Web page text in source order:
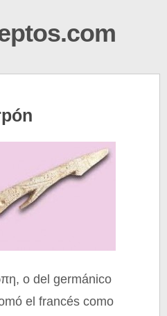
o del germánico
el francés como